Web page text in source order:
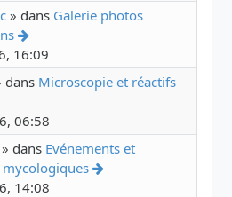
» dans Galerie photos
Voir le dernier message
16:09
dans Microscopie et réactifs
message
06:58
» dans Evénements et
Voir le dernier
14:08